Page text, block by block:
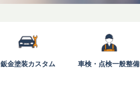
鈑金塗装カスタム 車検・点検一般整備